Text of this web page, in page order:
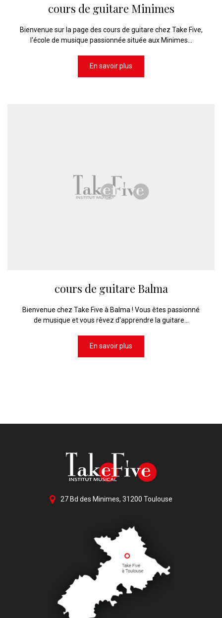
cours de guitare Minimes
Bienvenue sur la page des cours de guitare chez Take Five,
l'école de musique passionnée située aux Minimes...
En savoir plus
cours de guitare Balma
Bienvenue chez Take Five à Balma ! Vous êtes passionné
de musique et vous rêvez d'apprendre la guitare...
En savoir plus
27 Bd des Minimes, 31200 Toulouse